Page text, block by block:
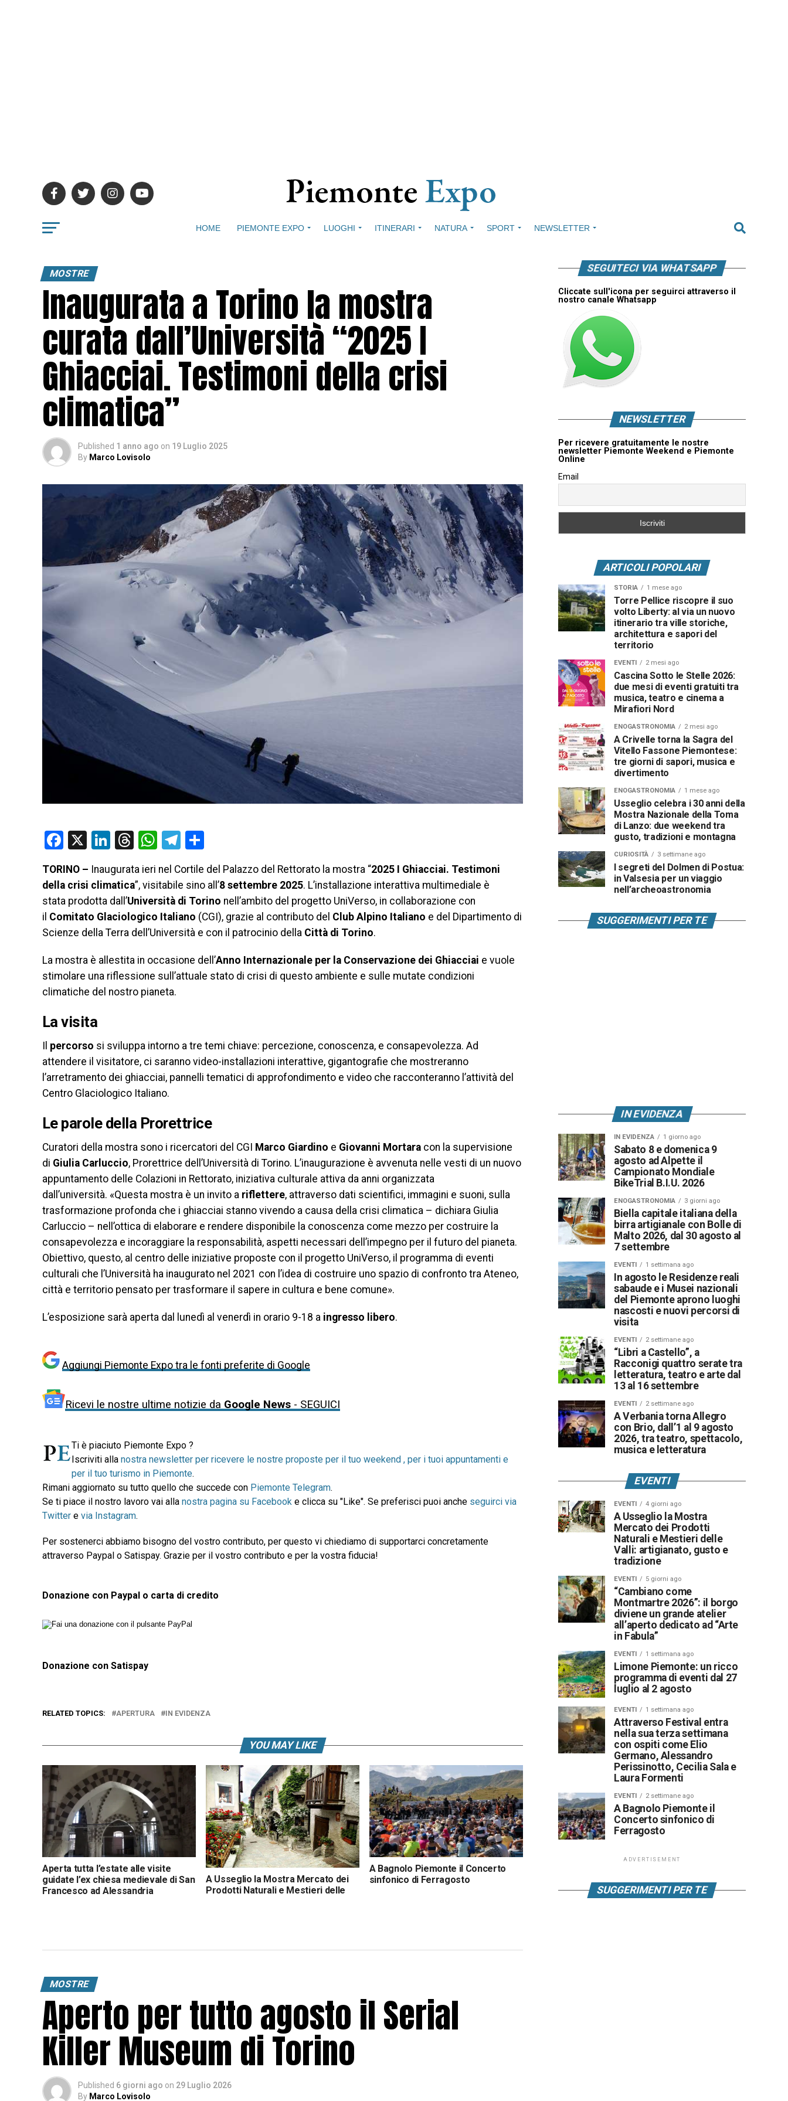
HOME PIEMONTE EXPO LUOGHI ITINERARI NATURA SPORT NEWSLETTER
MOSTRE
Inaugurata a Torino la mostra
curata dall’Università “2025 I
Ghiacciai. Testimoni della crisi
climatica”
Published 1 anno ago on 19 Luglio 2025
By Marco Lovisolo
Facebook
X LinkedIn
Threads
WhatsApp
Telegram
TORINO – Inaugurata ieri nel Cortile del Palazzo del Rettorato la mostra “2025 I Ghiacciai. Testimoni
della crisi climatica”, visitabile sino all’8 settembre 2025. L’installazione interattiva multimediale è
stata prodotta dall’Università di Torino nell’ambito del progetto UniVerso, in collaborazione con
il Comitato Glaciologico Italiano (CGI), grazie al contributo del Club Alpino Italiano e del Dipartimento di
Scienze della Terra dell’Università e con il patrocinio della Città di Torino.
La mostra è allestita in occasione dell’Anno Internazionale per la Conservazione dei Ghiacciai e vuole
stimolare una riflessione sull’attuale stato di crisi di questo ambiente e sulle mutate condizioni
climatiche del nostro pianeta.
La visita
percorso si sviluppa intorno a tre temi chiave: percezione, conoscenza, e consapevolezza. Ad
attendere il visitatore, ci saranno video-installazioni interattive, gigantografie che mostreranno
l’arretramento dei ghiacciai, pannelli tematici di approfondimento e video che racconteranno l’attività del
Centro Glaciologico Italiano.
Le parole della Prorettrice
Curatori della mostra sono i ricercatori del CGI Marco Giardino e Giovanni Mortara con la supervisione
di Giulia Carluccio, Prorettrice dell’Università di Torino. L’inaugurazione è avvenuta nelle vesti di un nuovo
appuntamento delle Colazioni in Rettorato, iniziativa culturale attiva da anni organizzata
dall’università. «Questa mostra è un invito a riflettere, attraverso dati scientifici, immagini e suoni, sulla
trasformazione profonda che i ghiacciai stanno vivendo a causa della crisi climatica – dichiara Giulia
Carluccio – nell’ottica di elaborare e rendere disponibile la conoscenza come mezzo per costruire la
consapevolezza e incoraggiare la responsabilità, aspetti necessari dell’impegno per il futuro del pianeta.
Obiettivo, questo, al centro delle iniziative proposte con il progetto UniVerso, il programma di eventi
culturali che l’Università ha inaugurato nel 2021 con l’idea di costruire uno spazio di confronto tra Ateneo,
città e territorio pensato per trasformare il sapere in cultura e bene comune».
L’esposizione sarà aperta dal lunedì al venerdì in orario 9-18 a ingresso libero.
Aggiungi Piemonte Expo tra le fonti preferite di Google
Ricevi le nostre ultime notizie da Google News - SEGUICI
Ti è piaciuto Piemonte Expo ?
Iscriviti alla nostra newsletter per ricevere le nostre proposte per il tuo weekend , per i tuoi appuntamenti e
per il tuo turismo in Piemonte.
Rimani aggiornato su tutto quello che succede con Piemonte Telegram.
Se ti piace il nostro lavoro vai alla nostra pagina su Facebook e clicca su "Like". Se preferisci puoi anche seguirci via
Twitter e via Instagram.
Per sostenerci abbiamo bisogno del vostro contributo, per questo vi chiediamo di supportarci concretamente
attraverso Paypal o Satispay. Grazie per il vostro contributo e per la vostra fiducia!
Donazione con Paypal o carta di credito
Donazione con Satispay
RELATED TOPICS: APERTURA IN EVIDENZA
YOU MAY LIKE
Aperta tutta l’estate alle visite
guidate l’ex chiesa medievale di San
Francesco ad Alessandria
A Usseglio la Mostra Mercato dei
Prodotti Naturali e Mestieri delle
A Bagnolo Piemonte il Concerto
sinfonico di Ferragosto
MOSTRE
Aperto per tutto agosto il Serial
Killer Museum di Torino
Published 6 giorni ago on 29 Luglio 2026
By Marco Lovisolo
SEGUITECI VIA WHATSAPP
Cliccate sull'icona per seguirci attraverso il
nostro canale Whatsapp
NEWSLETTER
Per ricevere gratuitamente le nostre
newsletter Piemonte Weekend e Piemonte
Online
Email
ARTICOLI POPOLARI
STORIA 1 mese ago
Torre Pellice riscopre il suo
volto Liberty: al via un nuovo
itinerario tra ville storiche,
architettura e sapori del
territorio
EVENTI 2 mesi ago
Cascina Sotto le Stelle 2026:
due mesi di eventi gratuiti tra
musica, teatro e cinema a
Mirafiori Nord
ENOGASTRONOMIA 2 mesi ago
A Crivelle torna la Sagra del
Vitello Fassone Piemontese:
tre giorni di sapori, musica e
divertimento
ENOGASTRONOMIA 1 mese ago
Usseglio celebra i 30 anni della
Mostra Nazionale della Toma
di Lanzo: due weekend tra
gusto, tradizioni e montagna
CURIOSITÀ 3 settimane ago
I segreti del Dolmen di Postua:
in Valsesia per un viaggio
nell’archeoastronomia
SUGGERIMENTI PER TE
IN EVIDENZA
IN EVIDENZA 1 giorno ago
Sabato 8 e domenica 9
agosto ad Alpette il
Campionato Mondiale
BikeTrial B.I.U. 2026
ENOGASTRONOMIA 3 giorni ago
Biella capitale italiana della
birra artigianale con Bolle di
Malto 2026, dal 30 agosto al
7 settembre
EVENTI 1 settimana ago
In agosto le Residenze reali
sabaude e i Musei nazionali
del Piemonte aprono luoghi
nascosti e nuovi percorsi di
visita
EVENTI 2 settimane ago
“Libri a Castello”, a
Racconigi quattro serate tra
letteratura, teatro e arte dal
13 al 16 settembre
EVENTI 2 settimane ago
A Verbania torna Allegro
con Brio, dall’1 al 9 agosto
2026, tra teatro, spettacolo,
musica e letteratura
EVENTI
EVENTI 4 giorni ago
A Usseglio la Mostra
Mercato dei Prodotti
Naturali e Mestieri delle
Valli: artigianato, gusto e
tradizione
EVENTI 5 giorni ago
“Cambiano come
Montmartre 2026”: il borgo
diviene un grande atelier
all’aperto dedicato ad “Arte
in Fabula”
EVENTI 1 settimana ago
Limone Piemonte: un ricco
programma di eventi dal 27
luglio al 2 agosto
EVENTI 1 settimana ago
Attraverso Festival entra
nella sua terza settimana
con ospiti come Elio
Germano, Alessandro
Perissinotto, Cecilia Sala e
Laura Formenti
EVENTI 2 settimane ago
A Bagnolo Piemonte il
Concerto sinfonico di
Ferragosto
ADVERTISEMENT
SUGGERIMENTI PER TE